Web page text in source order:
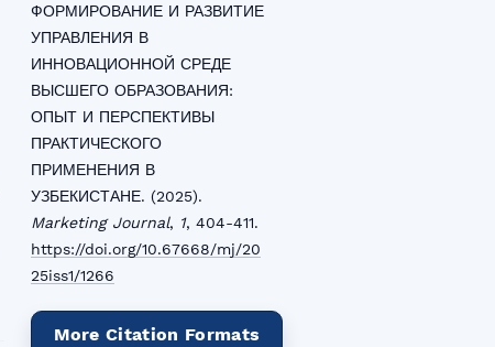
ФОРМИРОВАНИЕ И РАЗВИТИЕ
УПРАВЛЕНИЯ В
ИННОВАЦИОННОЙ СРЕДЕ
ВЫСШЕГО ОБРАЗОВАНИЯ:
ОПЫТ И ПЕРСПЕКТИВЫ
ПРАКТИЧЕСКОГО
ПРИМЕНЕНИЯ В
УЗБЕКИСТАНЕ. (2025).
Marketing Journal, 1, 404-411.
https://doi.org/10.67668/mj/20
25iss1/1266
More Citation Formats